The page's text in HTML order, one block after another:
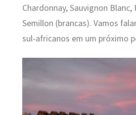
Chardonnay, Sauvignon Blanc,
Semillon (brancas). Vamos
sul-africanos em um próximo